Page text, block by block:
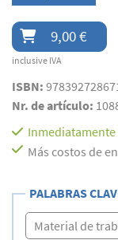
9,00 €
inclusive IVA
ISBN:
Nr. de artículo:
Más costos de
PALABRAS
Material de